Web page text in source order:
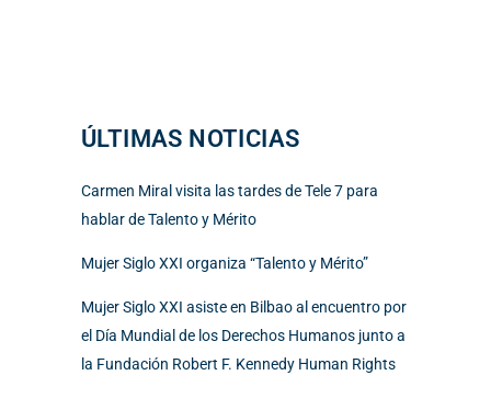
ÚLTIMAS NOTICIAS
Carmen Miral visita las tardes de Tele 7 para
hablar de Talento y Mérito
Mujer Siglo XXI organiza “Talento y Mérito”
Mujer Siglo XXI asiste en Bilbao al encuentro por
el Día Mundial de los Derechos Humanos junto a
la Fundación Robert F. Kennedy Human Rights